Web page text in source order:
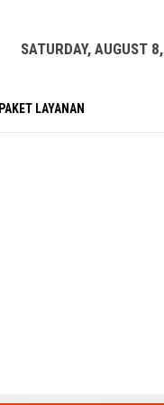
SATURDAY, AUGUST
PAKET LAYANAN